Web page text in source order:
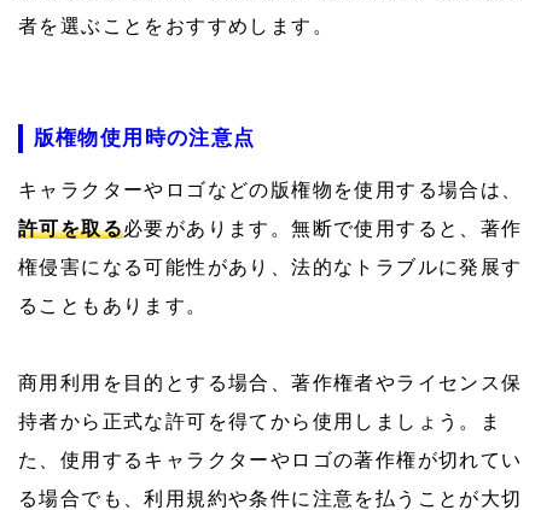
者を選ぶことをおすすめします。
版権物使用時の注意点
キャラクターやロゴなどの版権物を使用する場合は、
許可を取る必要があります。無断で使用すると、著作
権侵害になる可能性があり、法的なトラブルに発展す
ることもあります。
商用利用を目的とする場合、著作権者やライセンス保
持者から正式な許可を得てから使用しましょう。ま
た、使用するキャラクターやロゴの著作権が切れてい
る場合でも、利用規約や条件に注意を払うことが大切